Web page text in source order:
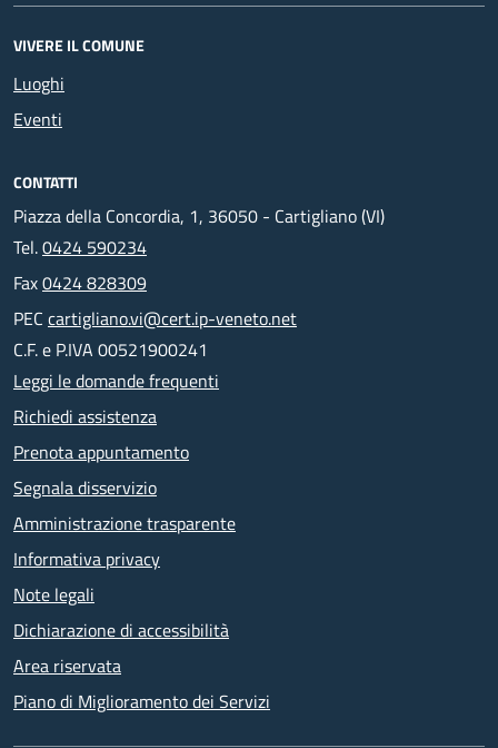
VIVERE IL COMUNE
Luoghi
Eventi
CONTATTI
Piazza della Concordia, 1, 36050 - Cartigliano (VI)
Tel.0424 590234
Fax0424 828309
PEC cartigliano.vi@cert.ip-veneto.net
C.F. e P.IVA 00521900241
Leggi le domande frequenti
Richiedi assistenza
Prenota appuntamento
Segnala disservizio
Amministrazione trasparente
Informativa privacy
Note legali
Dichiarazione di accessibilità
Area riservata
Piano di Miglioramento dei Servizi